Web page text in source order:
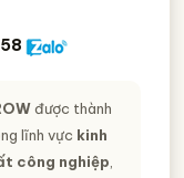
được thành
lĩnh vực kinh
công nghiệp,